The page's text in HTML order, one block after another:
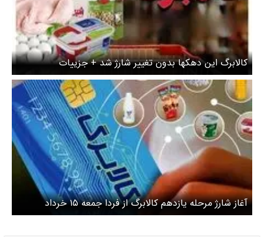
کالابرگ این دهکها بدون تغییر شارژ شد + جزییات
آغاز شارژ مرحله یازدهم کالابرگ از فردا جمعه ۱۵ خرداد